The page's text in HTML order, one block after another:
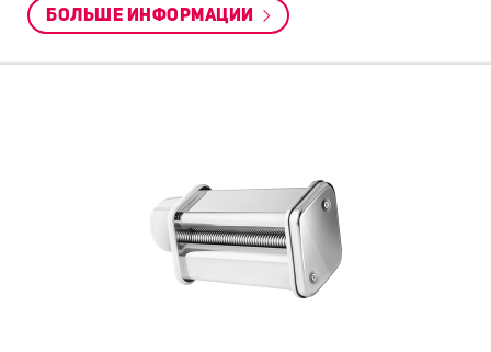
БОЛЬШЕ ИНФОРМАЦИИ